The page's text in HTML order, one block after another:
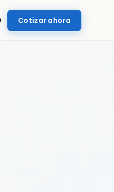
Cotizar ahora